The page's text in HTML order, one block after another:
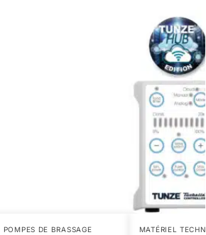
POMPES DE BRASSAGE MATÉRIEL